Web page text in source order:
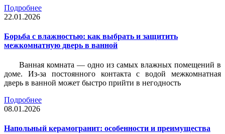
Подробнее
22.01.2026
Борьба с влажностью: как выбрать и защитить
межкомнатную дверь в ванной
Ванная комната — одно из самых влажных помещений в
доме. Из-за постоянного контакта с водой межкомнатная
дверь в ванной может быстро прийти в негодность
Подробнее
08.01.2026
Напольный керамогранит: особенности и преимущества